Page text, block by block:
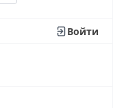
Войти